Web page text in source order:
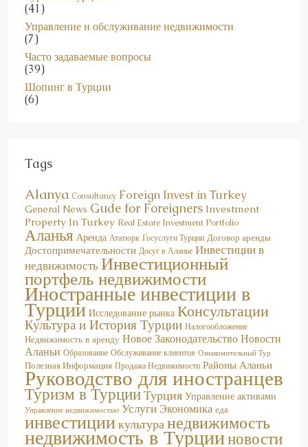
Управление и обслуживание недвижимости
(7)
Часто задаваемые вопросы
(39)
Шопинг в Турции
(6)
Alanya
General News Gude for Foreigners Investment
Property In Turkey Real Estate Investment Portfolio
Аланья Аренда Ататюрк Госуслуги Турции Договор аренды
Достопримечательности Досуг в Аланье
Инвестиции в
недвижимостьИнвестиционный
портфель недвижимости
Иностранные инвестиции в
Турции Исследование рынка Консультации
Культура и История Турции Налогообложение
Недвижимость в аренду Новое Законодательство Новости
Аланьи Образование Обслуживание клиентов Ознакомительный Тур
Полезная Информация Продажа Недвижимости Районы Аланьи
Руководство для иностранцев
Туризм в ТурцииТурция Управление активами
Управление недвижимостью УслугиЭкономика еда
инвестициикультуранедвижимость
недвижимость в Турцииновости
Турции турецкая кухня